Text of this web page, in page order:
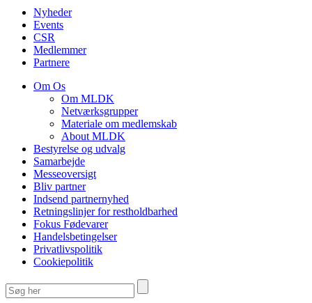
Nyheder
Events
CSR
Medlemmer
Partnere
Om Os
Om MLDK
Netværksgrupper
Materiale om medlemskab
About MLDK
Bestyrelse og udvalg
Samarbejde
Messeoversigt
Bliv partner
Indsend partnernyhed
Retningslinjer for restholdbarhed
Fokus Fødevarer
Handelsbetingelser
Privatlivspolitik
Cookiepolitik